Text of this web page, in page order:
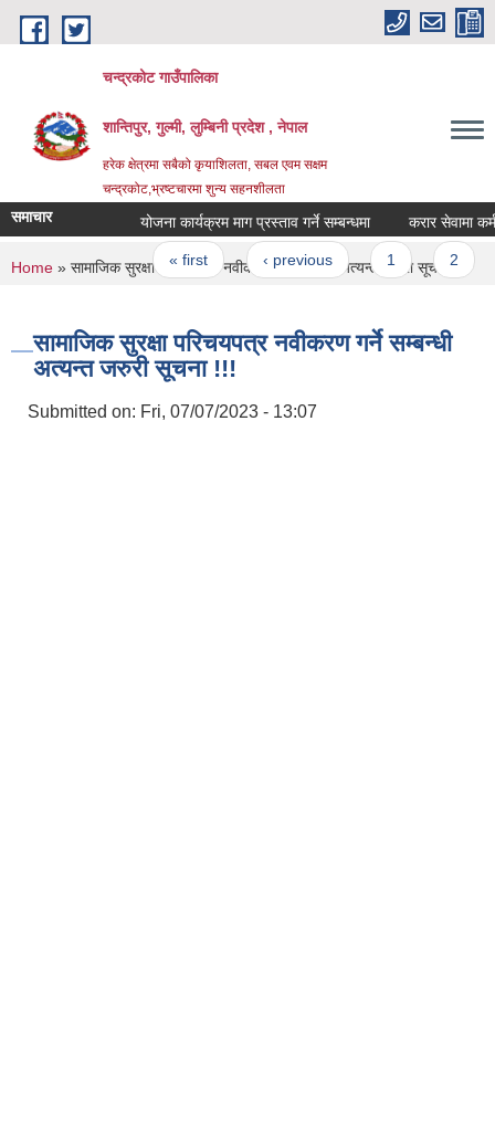
Skip to main content
चन्द्रकोट गाउँपालिका
शान्तिपुर, गुल्मी, लुम्बिनी प्रदेश , नेपाल
हरेक क्षेत्रमा सबैको कृयाशिलता, सबल एवम सक्षम
चन्द्रकोट,भ्रष्टचारमा शुन्य सहनशीलता
समाचार योजना कार्यक्रम माग प्रस्ताव गर्ने सम्बन्धमा करार सेवामा
Pages
« first ‹ previous 1 2
You are here
Home » सामाजिक सुरक्षा परिचयपत्र नवीकरण गर्ने सम्बन्धी अत्यन्त जरुरी सूचना !!!
सामाजिक सुरक्षा परिचयपत्र नवीकरण गर्ने सम्बन्धी
अत्यन्त जरुरी सूचना !!!
Submitted on: Fri, 07/07/2023 - 13:07